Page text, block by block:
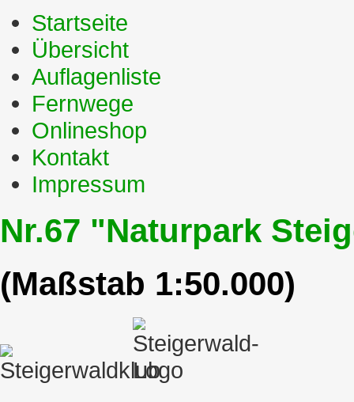
Startseite
Übersicht
Auflagenliste
Fernwege
Onlineshop
Kontakt
Impressum
Nr.67 "Naturpark
(Maßstab 1:50.000)